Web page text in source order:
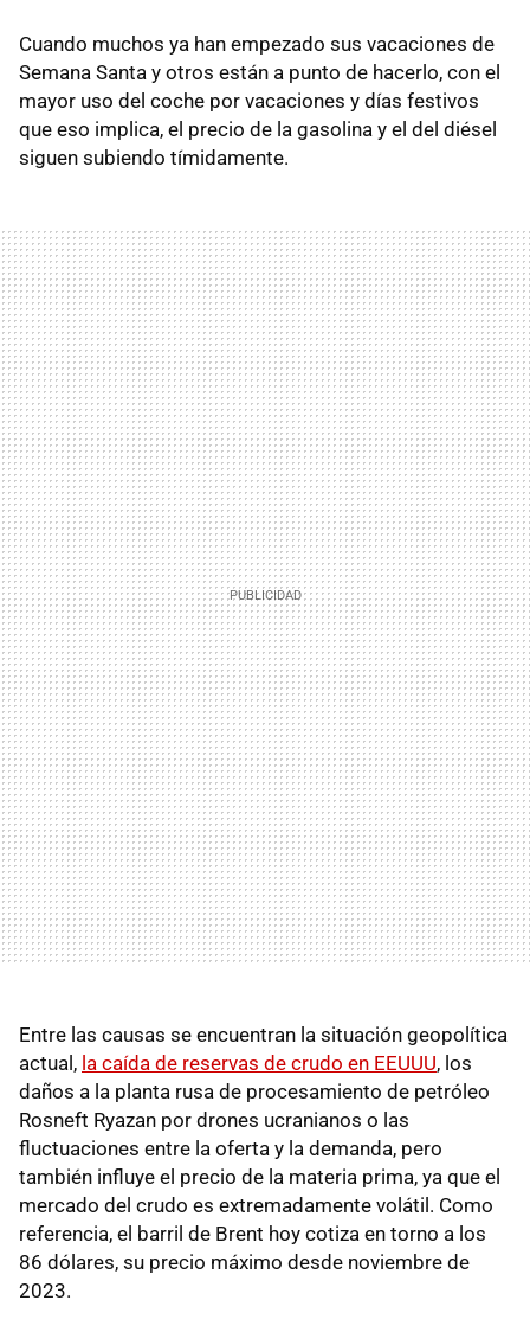
Cuando muchos ya han empezado sus vacaciones de
Semana Santa y otros están a punto de hacerlo, con el
mayor uso del coche por vacaciones y días festivos
que eso implica, el precio de la gasolina y el del diésel
siguen subiendo tímidamente.
Entre las causas se encuentran la situación geopolítica
actual, la caída de reservas de crudo en EEUUU, los
daños a la planta rusa de procesamiento de petróleo
Rosneft Ryazan por drones ucranianos o las
fluctuaciones entre la oferta y la demanda, pero
también influye el precio de la materia prima, ya que el
mercado del crudo es extremadamente volátil. Como
referencia, el barril de Brent hoy cotiza en torno a los
86 dólares, su precio máximo desde noviembre de
2023.